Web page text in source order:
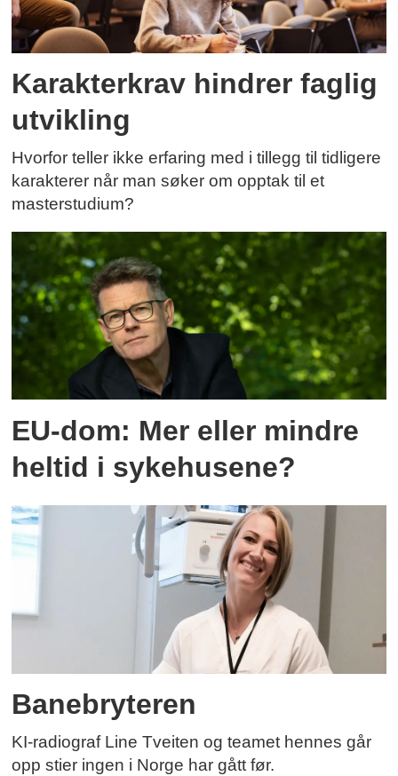
Karakterkrav hindrer faglig
utvikling
Hvorfor teller ikke erfaring med i tillegg til tidligere
karakterer når man søker om opptak til et
masterstudium?
EU-dom: Mer eller mindre
heltid i sykehusene?
Banebryteren
KI-radiograf Line Tveiten og teamet hennes går
opp stier ingen i Norge har gått før.